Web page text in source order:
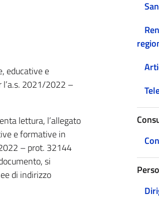
educative e
2021/2022 –
lettura, l’allegato
e formative in
– prot. 32144
si
di indirizzo